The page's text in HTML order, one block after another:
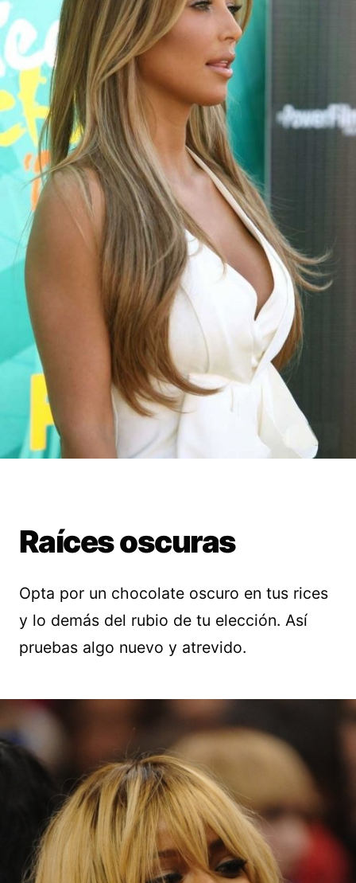
Raíces oscuras
Opta por un chocolate oscuro en tus rices
y lo demás del rubio de tu elección. Así
pruebas algo nuevo y atrevido.